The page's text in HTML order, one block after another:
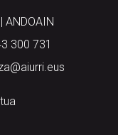
ANDOAIN
300 731